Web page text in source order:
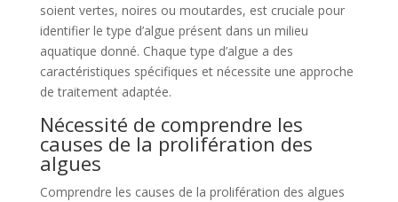
soient vertes, noires ou moutardes, est cruciale pour
identifier le type d’algue présent dans un milieu
aquatique donné. Chaque type d’algue a des
caractéristiques spécifiques et nécessite une approche
de traitement adaptée.
Nécessité de comprendre les
causes de la prolifération des
algues
Comprendre les causes de la prolifération des algues